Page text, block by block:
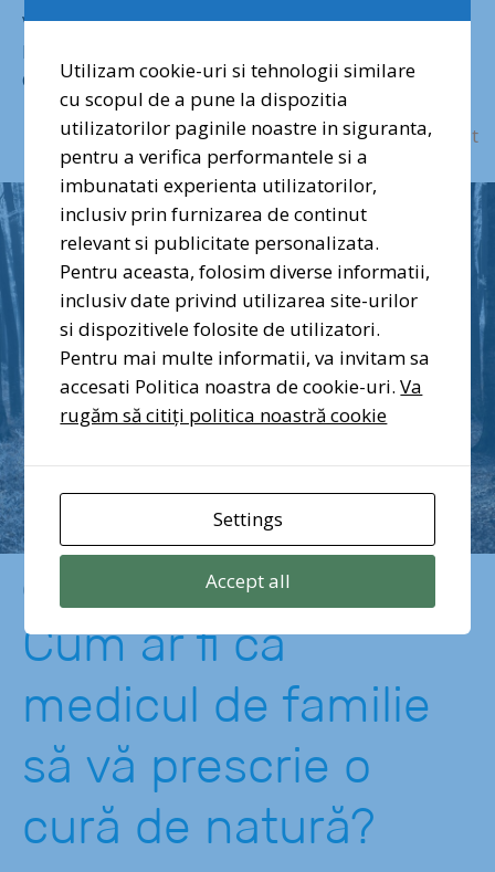
Vizită în viitoarele arii naturale urbane din Iași și
Piatra Neamț: muntele Cozla și lacurile și pădurea
Ciric.
Mai Mult
Cum ar fi ca
medicul de familie
să vă prescrie o
cură de natură?
Utilizam cookie-uri si tehnologii similare
cu scopul de a pune la dispozitia
utilizatorilor paginile noastre in siguranta,
pentru a verifica performantele si a
imbunatati experienta utilizatorilor,
inclusiv prin furnizarea de continut
relevant si publicitate personalizata.
Pentru aceasta, folosim diverse informatii,
inclusiv date privind utilizarea site-urilor
si dispozitivele folosite de utilizatori.
Pentru mai multe informatii, va invitam sa
accesati Politica noastra de cookie-uri.Va
rugăm să citiți politica noastră cookie
Settings
Accept all